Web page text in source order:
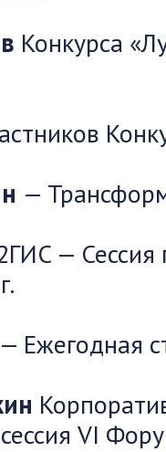
Конкурса
—
—
— Ежегодная
VI